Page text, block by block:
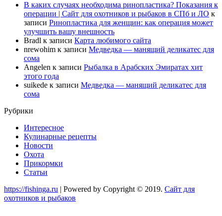
В каких случаях необходима ринопластика? Показания к
операции | Сайт для охотников и рыбаков в СПб и ЛО к
записи Ринопластика для женщин: как операция может
улучшить вашу внешность
Bradl к записи Карта любимого сайта
nrewohim к записи Медведка — манящий деликатес для
сома
Angelen к записи Рыбалка в Арабских Эмиратах хит
этого года
suikede к записи Медведка — манящий деликатес для
сома
Рубрики
Интересное
Кулинарные рецепты
Новости
Охота
Прикормки
Статьи
https://fishinga.ru | Powered by Copyright © 2019. Сайт для
охотников и рыбаков